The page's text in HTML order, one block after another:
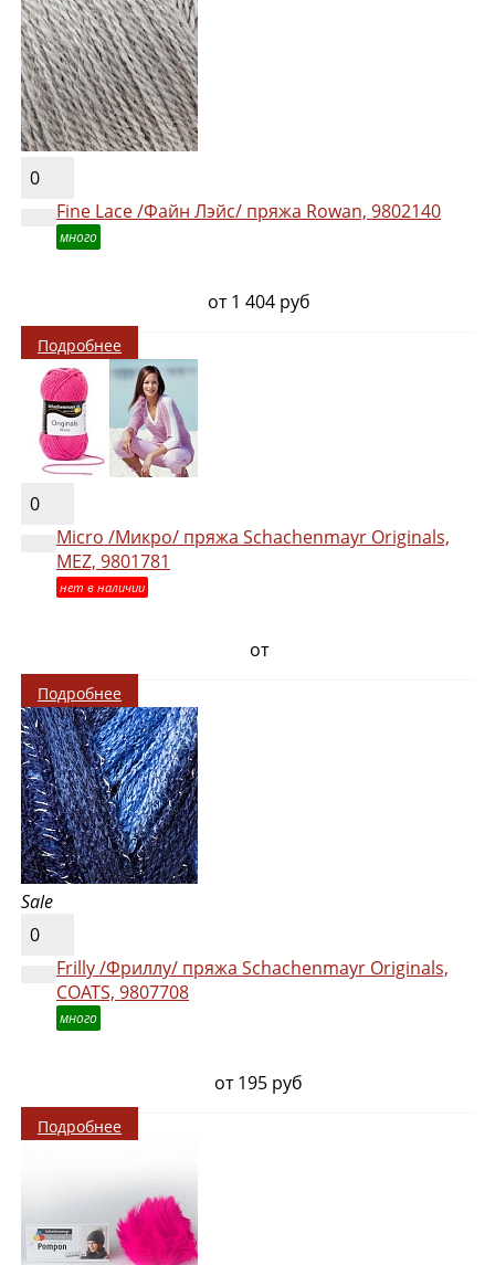
0
Fine Lace /Файн Лэйс/ пряжа Rowan, 9802140
много
от 1 404 руб
Подробнее
0
Micro /Микро/ пряжа Schachenmayr Originals,
MEZ, 9801781
нет в наличии
от
Подробнее
Sale
0
Frilly /Фриллу/ пряжа Schachenmayr Originals,
COATS, 9807708
много
от 195 руб
Подробнее